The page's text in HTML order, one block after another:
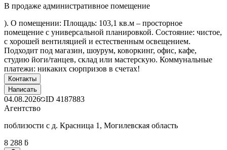
В продаже административное помещение
). О помещении: Площадь: 103,1 кв.м – просторное
помещение с универсальной планировкой. Состояние: чистое,
с хорошей вентиляцией и естественным освещением.
Подходит под магазин, шоурум, коворкинг, офис, кафе,
студию йоги/танцев, склад или мастерскую. Коммунальные
платежи: никаких сюрпризов в счетах!
Контакты
Написать
04.08.2026 ID 4187883
Агентство
поблизости с д. Красница 1, Могилевская область
8 288 ƃ